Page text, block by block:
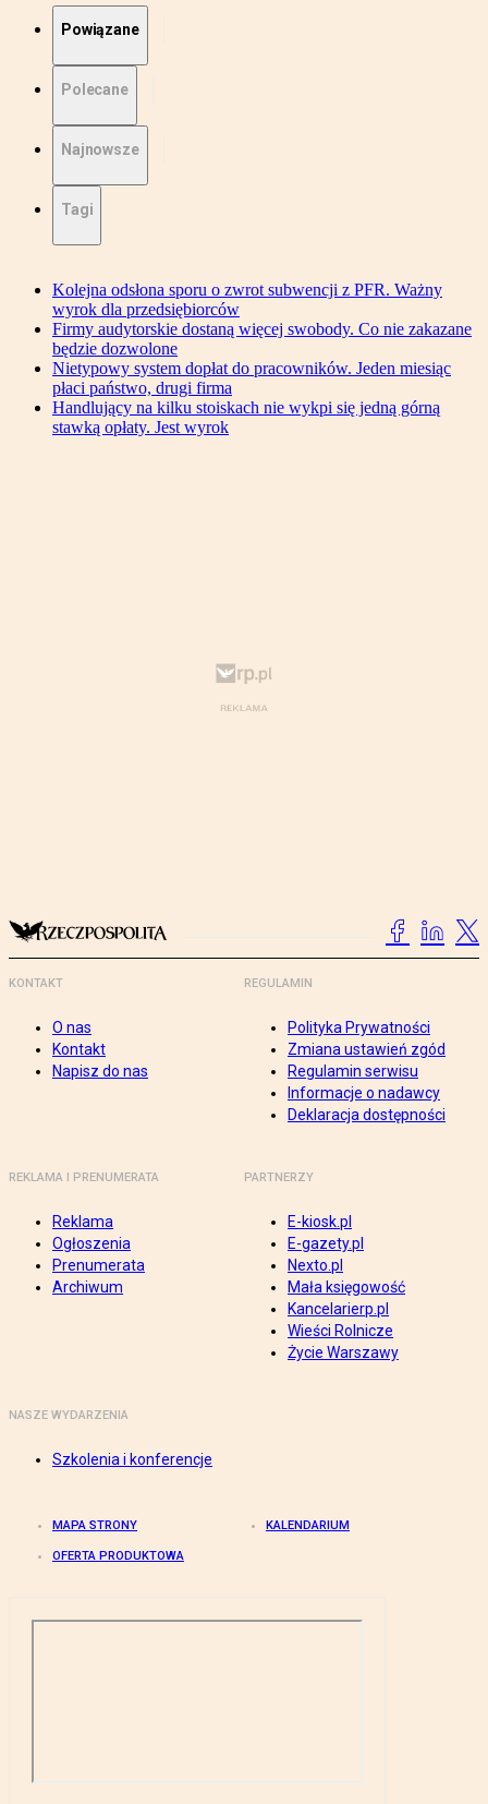
Powiązane
Polecane
Najnowsze
Tagi
Kolejna odsłona sporu o zwrot subwencji z PFR. Ważny
wyrok dla przedsiębiorców
Firmy audytorskie dostaną więcej swobody. Co nie zakazane
będzie dozwolone
Nietypowy system dopłat do pracowników. Jeden miesiąc
płaci państwo, drugi firma
Handlujący na kilku stoiskach nie wykpi się jedną górną
stawką opłaty. Jest wyrok
KONTAKT
O nas
Kontakt
Napisz do nas
REGULAMIN
Polityka Prywatności
Zmiana ustawień zgód
Regulamin serwisu
Informacje o nadawcy
Deklaracja dostępności
REKLAMA I PRENUMERATA
Reklama
Ogłoszenia
Prenumerata
Archiwum
PARTNERZY
E-kiosk.pl
E-gazety.pl
Nexto.pl
Mała księgowość
Kancelarierp.pl
Wieści Rolnicze
Życie Warszawy
NASZE WYDARZENIA
Szkolenia i konferencje
MAPA STRONY KALENDARIUM
OFERTA PRODUKTOWA